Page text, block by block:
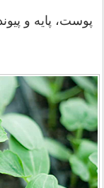
پوست، پایه و